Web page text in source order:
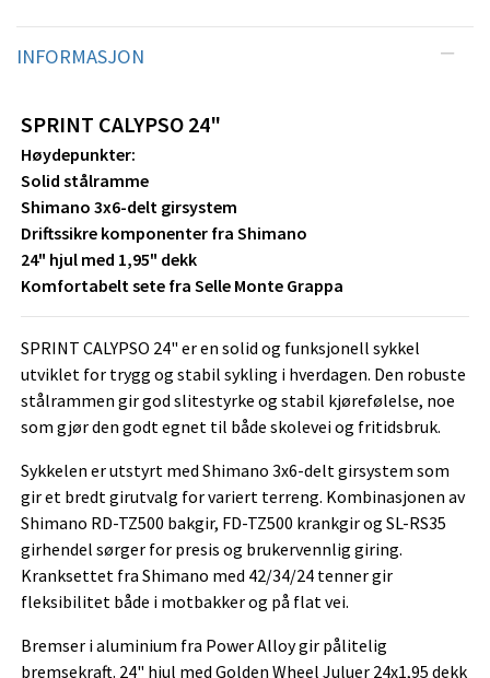
INFORMASJON
SPRINT CALYPSO 24"
Høydepunkter:
Solid stålramme
Shimano 3x6-delt girsystem
Driftssikre komponenter fra Shimano
24" hjul med 1,95" dekk
Komfortabelt sete fra Selle Monte Grappa
SPRINT CALYPSO 24" er en solid og funksjonell sykkel
utviklet for trygg og stabil sykling i hverdagen. Den robuste
stålrammen gir god slitestyrke og stabil kjørefølelse, noe
som gjør den godt egnet til både skolevei og fritidsbruk.
Sykkelen er utstyrt med Shimano 3x6-delt girsystem som
gir et bredt girutvalg for variert terreng. Kombinasjonen av
Shimano RD-TZ500 bakgir, FD-TZ500 krankgir og SL-RS35
girhendel sørger for presis og brukervennlig giring.
Kranksettet fra Shimano med 42/34/24 tenner gir
fleksibilitet både i motbakker og på flat vei.
Bremser i aluminium fra Power Alloy gir pålitelig
bremsekraft. 24" hjul med Golden Wheel Juluer 24x1,95 dekk